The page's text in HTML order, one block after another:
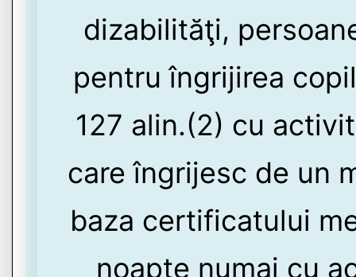
dizabilităţi,
pentru îngrijirea
127 alin.(2) cu
care îngrijesc de un
baza certificatului
noapte numai cu